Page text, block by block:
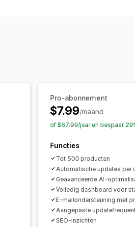
Pro-abonnement
$7.99/maand
of $67.99/jaar en bespaar
Functies
Tot 500 producten
Automatische updates per
Geavanceerde AI-
Volledig dashboard voor
E-mailondersteuning met
Aangepaste
SEO-inzichten